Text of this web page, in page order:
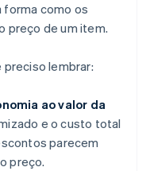
forma como os
preço de um item.
preciso lembrar:
ao valor da
e o custo total
parecem
preço.